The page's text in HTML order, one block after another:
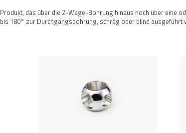
Produkt, das über die 2-Wege-Bohrung hinaus noch über eine
bis 180° zur Durchgangsbohrung, schräg oder blind ausgeführt